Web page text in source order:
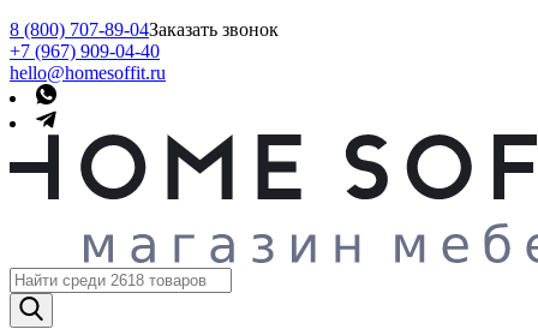
8 (800) 707-89-04Заказать звонок
+7 (967) 909-04-40
hello@homesoffit.ru